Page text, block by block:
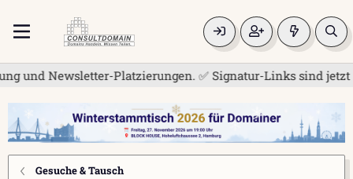
Newsletter-Platzierungen. ✅ Signatur-Links sind jetzt
Gesuche & Tausch